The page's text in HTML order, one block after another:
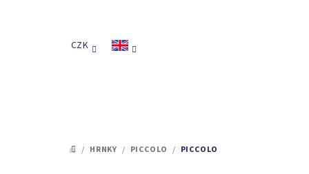
CZK
HOME
/ HRNKY / PICCOLO / PICCOLO